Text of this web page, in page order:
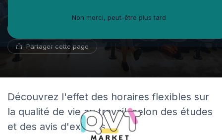
Partager cette page
Découvrez l'effet des horaires flexibles sur
la qualité de vie au travail, selon des études
et des avis d'experts.
Non merci, peut-être plus tard